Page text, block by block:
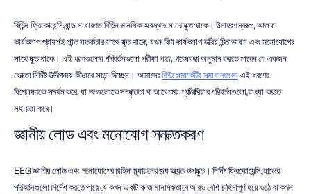
বিভিন্ন ফ্রিকোয়েন্সি ব্যান্ড সাধারণত বিভিন্ন মানসিক অবস্থার সাথে যুক্ত থাকে। উদাহরণস্বরূপ, আলফা
কার্যকলাপ প্রায়শই শান্ত সতর্কতার সাথে যুক্ত থাকে, যখন বিটা কার্যকলাপ সক্রিয় চিন্তাভাবনা এবং মনোযোগের
সাথে যুক্ত থাকে। এই ধরণগুলোর পরিবর্তনগুলো পরীক্ষা করে, গবেষকরা অনুমান করতে পারেন যে একজন
ভোক্তা নির্দিষ্ট উদ্দীপনায় কীভাবে সাড়া দিচ্ছেন। আমাদের নিউরোমার্কেটিং সমাধানগুলো এই ধরণের
বিশ্লেষণকে সমর্থন করে, যা দলগুলোকে সম্পৃক্ততা বা আবেগময় প্রতিক্রিয়ার পরিবর্তনগুলো ব্যাখ্যা করতে
সহায়তা করে।
জ্ঞানীয় লোড এবং মনোযোগ সনাক্তকরণ
EEG জ্ঞানীয় লোড এবং মনোযোগের চাহিদা মূল্যায়নের জন্য অত্যন্ত উপযুক্ত। নির্দিষ্ট ফ্রিকোয়েন্সি ব্যান্ডের
পরিবর্তনগুলো নির্দেশ করতে পারে যে কখন একটি কাজ মানসিকভাবে আরও বেশি চাহিদাপূর্ণ হয়ে ওঠে বা কখন